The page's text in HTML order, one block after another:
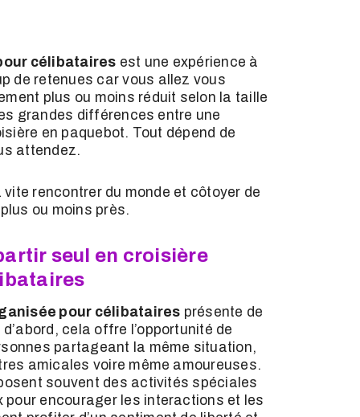
célibataires est une expérience à
de retenues car vous allez vous
plus ou moins réduit selon la taille
grandes différences entre une
en paquebot. Tout dépend de
attendez.
rencontrer du monde et côtoyer de
ou moins près.
seul en croisière
pour célibataires présente de
cela offre l’opportunité de
partageant la même situation,
amicales voire même amoureuses.
souvent des activités spéciales
pour encourager les interactions et les